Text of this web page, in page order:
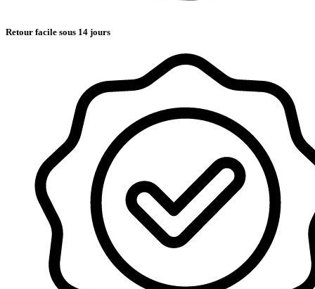
Retour facile sous 14 jours